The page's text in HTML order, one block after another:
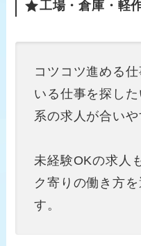
工場・倉庫・軽
コツコツ進める
いる仕事を探し
系の求人が合いや
未経験OKの求人
ク寄りの働き方
す。